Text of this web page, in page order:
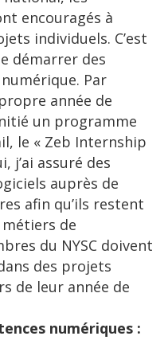
encouragés à
individuels. C’est
démarrer des
Par
année de
un programme
le « Zeb Internship
j’ai assuré des
auprès de
afin qu’ils restent
de
du NYSC doivent
des projets
de leur année de
numériques :